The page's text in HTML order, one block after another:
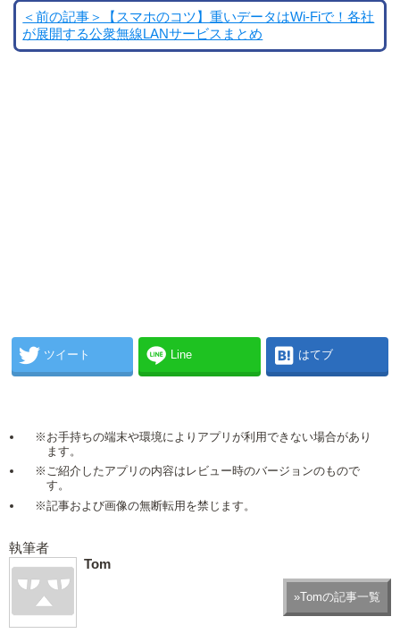
＜前の記事＞【スマホのコツ】重いデータはWi-Fiで！各社
が展開する公衆無線LANサービスまとめ
ツイート Line はてブ
※お手持ちの端末や環境によりアプリが利用できない場合があり
ます。
※ご紹介したアプリの内容はレビュー時のバージョンのもので
す。
※記事および画像の無断転用を禁じます。
執筆者
Tom
»Tomの記事一覧